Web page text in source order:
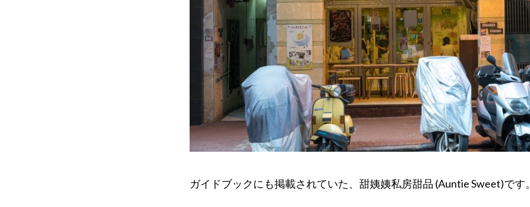
ガイドブックにも掲載されていた、甜姨姨私房甜品 (Auntie Sweet)です。